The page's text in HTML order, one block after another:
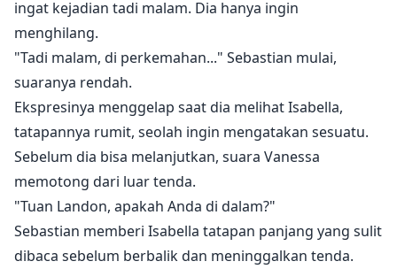
ingat kejadian tadi malam. Dia hanya ingin
menghilang.
"Tadi malam, di perkemahan..." Sebastian mulai,
suaranya rendah.
Ekspresinya menggelap saat dia melihat Isabella,
tatapannya rumit, seolah ingin mengatakan sesuatu.
Sebelum dia bisa melanjutkan, suara Vanessa
memotong dari luar tenda.
"Tuan Landon, apakah Anda di dalam?"
Sebastian memberi Isabella tatapan panjang yang sulit
dibaca sebelum berbalik dan meninggalkan tenda.